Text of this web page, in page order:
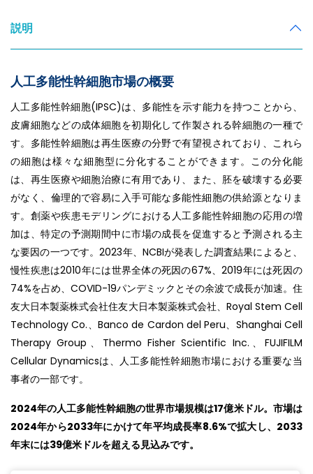
説明
人工多能性幹細胞市場の概要
人工多能性幹細胞(IPSC)は、多能性を示す能力を持つことから、
皮膚細胞などの成体細胞を初期化して作製される幹細胞の一種で
す。多能性幹細胞は再生医療の分野で有望視されており、これら
の細胞は様々な細胞型に分化することができます。この分化能
は、再生医療や細胞治療に有用であり、また、胚を破壊する必要
がなく、倫理的で容易に入手可能な多能性細胞の供給源となりま
す。創薬や疾患モデリングにおける人工多能性幹細胞の応用の増
加は、特定の予測期間中に市場の成長を促進すると予測される主
な要因の一つです。2023年、NCBIが発表した調査結果によると、
慢性疾患は2010年には世界全体の死因の67%、2019年には死因の
74%を占め、COVID-19パンデミックとその余波で成長が加速。住
友大日本製薬株式会社住友大日本製薬株式会社、Royal Stem Cell
Technology Co.、Banco de Cardon del Peru、Shanghai Cell
Therapy Group、Thermo Fisher Scientific Inc.、FUJIFILM
Cellular Dynamicsは、人工多能性幹細胞市場における重要な当
事者の一部です。
2024年の人工多能性幹細胞の世界市場規模は17億米ドル。市場は
2024年から2033年にかけて年平均成長率8.6%で拡大し、 2033
年末には39億米ドルを超える見込みです。